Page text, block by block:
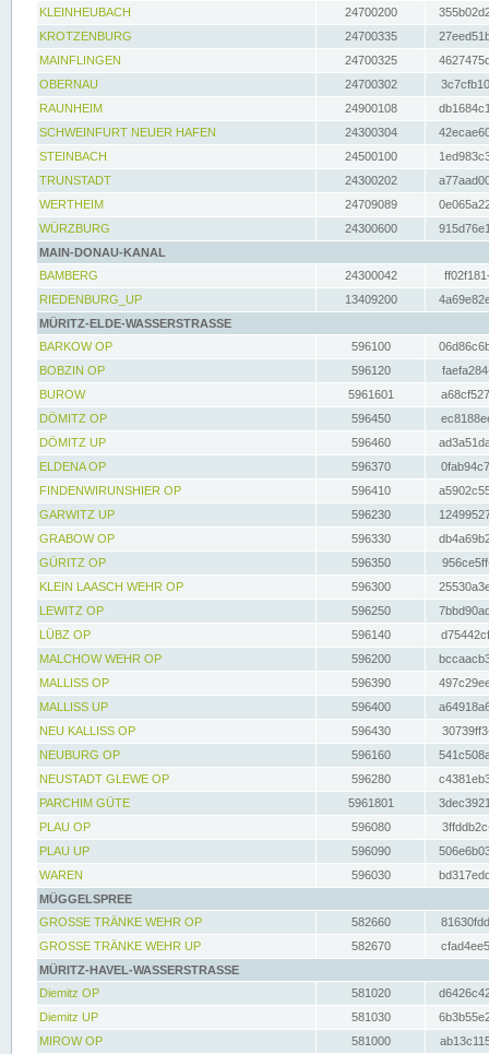
KLEINHEUBACH 24700200
KROTZENBURG
24700335
MAINFLINGEN
24700325
OBERNAU
24700302
RAUNHEIM
24900108
SCHWEINFURT NEUER HAFEN
24300304
STEINBACH
24500100
TRUNSTADT
24300202
WERTHEIM
24709089
WÜRZBURG
24300600
MAIN-DONAU-KANAL
BAMBERG
24300042
RIEDENBURG_UP
13409200
MÜRITZ-ELDE-WASSERSTRASSE
BARKOW OP
596100
BOBZIN OP
596120
BUROW
5961601
DÖMITZ OP
596450
DÖMITZ UP
596460
ELDENA OP
596370
FINDENWIRUNSHIER OP
596410
GARWITZ UP
596230
GRABOW OP
596330
GÜRITZ OP
596350
KLEIN LAASCH WEHR OP
596300
LEWITZ OP
596250
LÜBZ OP
596140
MALCHOW WEHR OP
596200
MALLISS OP
596390
MALLISS UP
596400
NEU KALLISS OP
596430
NEUBURG OP
596160
NEUSTADT GLEWE OP
596280
PARCHIM GÜTE
5961801
PLAU OP
596080
PLAU UP
596090
WAREN
596030
MÜGGELSPREE
GROSSE TRÄNKE WEHR OP
582660
GROSSE TRÄNKE WEHR UP
582670
MÜRITZ-HAVEL-WASSERSTRASSE
Diemitz OP
581020
Diemitz UP
581030
MIROW OP
581000